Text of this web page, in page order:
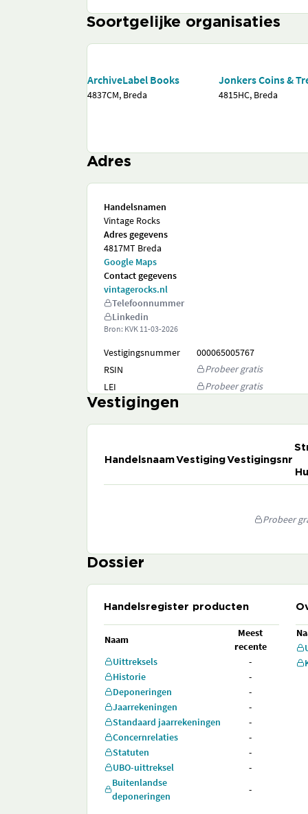
Soortgelijke organisaties
ArchiveLabel Books
4837CM, Breda
Jonkers Coins &
4815HC, Breda
Adres
Handelsnamen
Vintage Rocks
Adres gegevens
4817MT Breda
Google Maps
Contact gegevens
vintagerocks.nl
Telefoonnummer
Linkedin
Bron: KVK 11-03-2026
Vestigingsnummer
000065005767
RSIN
Probeer gratis
LEI
Probeer gratis
Vestigingen
HandelsnaamVestigingVestigingsnr
Probeer
Dossier
Handelsregister producten
Naam
Meest
recente
Uittreksels
-
Historie
-
Deponeringen
-
Jaarrekeningen
-
Standaard jaarrekeningen
-
Concernrelaties
-
Statuten
-
UBO-uittreksel
-
Buitenlandse
deponeringen
-